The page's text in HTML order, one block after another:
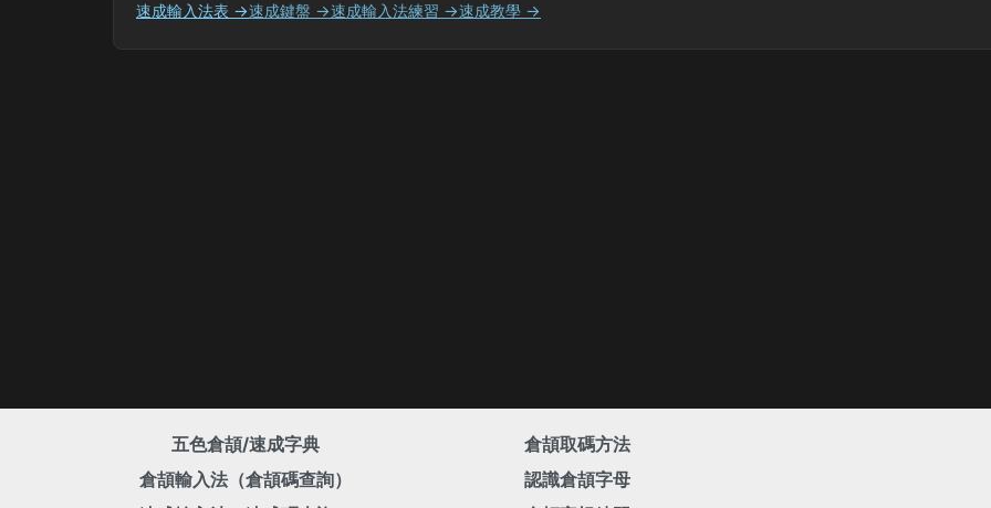
速成輸入法表 →速成鍵盤 →速成輸入法練習 →速成教學 →
五色倉頡/速成字典
倉頡輸入法（倉頡碼查詢）
倉頡取碼方法
認識倉頡字母